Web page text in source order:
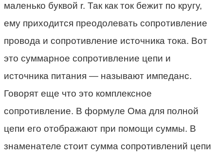
маленько буквой r. Так как ток бежит по кругу,
ему приходится преодолевать сопротивление
провода и сопротивление источника тока. Вот
это суммарное сопротивление цепи и
источника питания — называют импеданс.
Говорят еще что это комплексное
сопротивление. В формуле Ома для полной
цепи его отображают при помощи суммы. В
знаменателе стоит сумма сопротивлений цепи